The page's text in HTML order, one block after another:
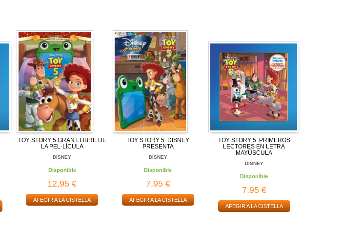
TOY STORY 5 GRAN LLIBRE DE
LA PEL·LÍCULA
DISNEY
Disponible
12,95 €
AFEGIR A LA CISTELLA
TOY STORY 5. DISNEY
PRESENTA
DISNEY
Disponible
7,95 €
AFEGIR A LA CISTELLA
TOY STORY 5. PRIMEROS
LECTORES EN LETRA
MAYÚSCULA
DISNEY
Disponible
7,95 €
AFEGIR A LA CISTELLA